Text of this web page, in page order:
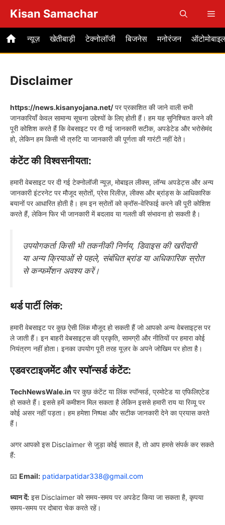
content
Kisan Samachar
न्यूज़ खेतीबाड़ी टेक्नोलॉजी बिजनेस मनोरंजन
Disclaimer
https://news.kisanyojana.net/पर प्रकाशित की जाने वाली सभी
जानकारियाँ केवल सामान्य सूचना उद्देश्यों के लिए होती हैं। हम यह सुनिश्चित करने की
पूरी कोशिश करते हैं कि वेबसाइट पर दी गई जानकारी सटीक, अपडेटेड और भरोसेमंद
हो, लेकिन हम किसी भी त्रुटि या जानकारी की पूर्णता की गारंटी नहीं देते।
कंटेंट की विश्वसनीयता:
हमारी वेबसाइट पर दी गई टेक्नोलॉजी न्यूज़, मोबाइल लीक्स, लॉन्च अपडेट्स और अन्य
जानकारी इंटरनेट पर मौजूद स्रोतों, प्रेस रिलीज़, लीक्स और ब्रांड्स के आधिकारिक
बयानों पर आधारित होती है। हम इन स्रोतों को क्रॉस-वेरिफाई करने की पूरी कोशिश
करते हैं, लेकिन फिर भी जानकारी में बदलाव या गलती की संभावना हो सकती है।
उपयोगकर्ता किसी भी तकनीकी निर्णय, डिवाइस की खरीदारी
या अन्य क्रियाओं से पहले, संबंधित ब्रांड या अधिकारिक स्रोत
से कन्फर्मेशन अवश्य करें।
थर्ड पार्टी लिंक:
हमारी वेबसाइट पर कुछ ऐसी लिंक मौजूद हो सकती हैं जो आपको अन्य वेबसाइट्स पर
ले जाती हैं। इन बाहरी वेबसाइट्स की प्रकृति, सामग्री और नीतियों पर हमारा कोई
नियंत्रण नहीं होता। इनका उपयोग पूरी तरह यूज़र के अपने जोखिम पर होता है।
एडवरटाइजमेंट और स्पॉन्सर्ड कंटेंट:
TechNewsWale.in पर कुछ कंटेंट या लिंक स्पॉन्सर्ड, प्रमोटेड या एफिलिएटेड
हो सकते हैं। इससे हमें कमीशन मिल सकता है लेकिन इससे हमारी राय या रिव्यू पर
कोई असर नहीं पड़ता। हम हमेशा निष्पक्ष और सटीक जानकारी देने का प्रयास करते
हैं।
अगर आपको इस Disclaimer से जुड़ा कोई सवाल है, तो आप हमसे संपर्क कर सकते
हैं:
📧 Email: patidarpatidar338@gmail.com
ध्यान दें: इस Disclaimer को समय-समय पर अपडेट किया जा सकता है, कृपया
समय-समय पर दोबारा चेक करते रहें।